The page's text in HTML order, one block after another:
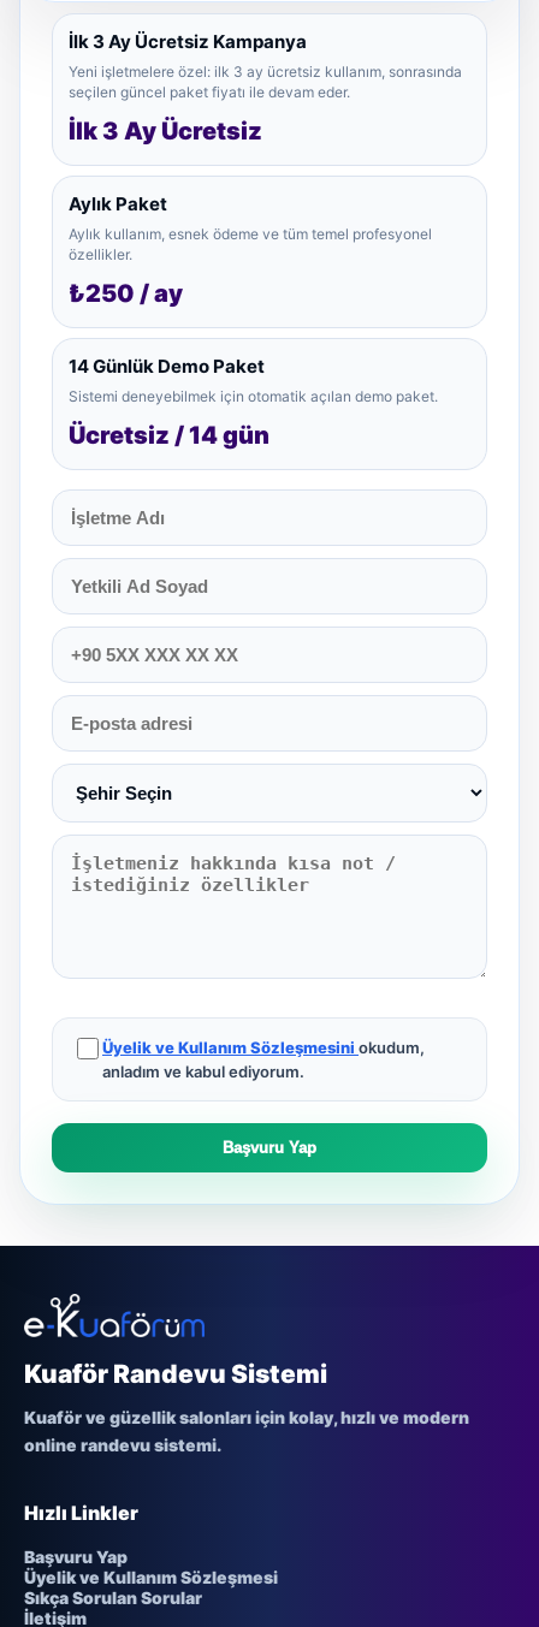
İlk 3 Ay Ücretsiz Kampanya
Yeni işletmelere özel: ilk 3 ay ücretsiz kullanım, sonrasında
seçilen güncel paket fiyatı ile devam eder.
İlk 3 Ay Ücretsiz
Aylık Paket
Aylık kullanım, esnek ödeme ve tüm temel profesyonel
özellikler.
₺250 / ay
14 Günlük Demo Paket
Sistemi deneyebilmek için otomatik açılan demo paket.
Ücretsiz / 14 gün
Üyelik ve Kullanım Sözleşmesini okudum,
anladım ve kabul ediyorum.
Başvuru Yap
Kuaför Randevu Sistemi
Kuaför ve güzellik salonları için kolay, hızlı ve modern
online randevu sistemi.
Hızlı Linkler
Başvuru Yap
Üyelik ve Kullanım Sözleşmesi
Sıkça Sorulan Sorular
İletişim